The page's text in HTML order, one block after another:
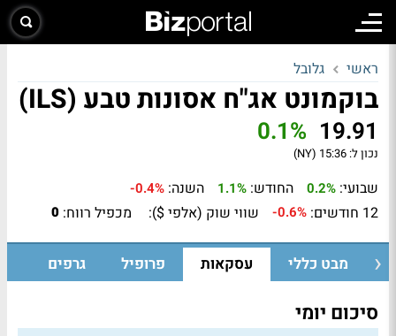
ראשי גלובל
בוקמונט אג"ח אסונות טבע (ILS)
19.91
0.1%
נכון ל: 15:36 (NY)
שבועי: 0.2% החודש: 1.1% השנה: -0.4%
12 חודשים: -0.6% שווי שוק (אלפי $): מכפיל רווח: 0
מבט כללי עסקאות פרופיל גרפים
סיכום יומי